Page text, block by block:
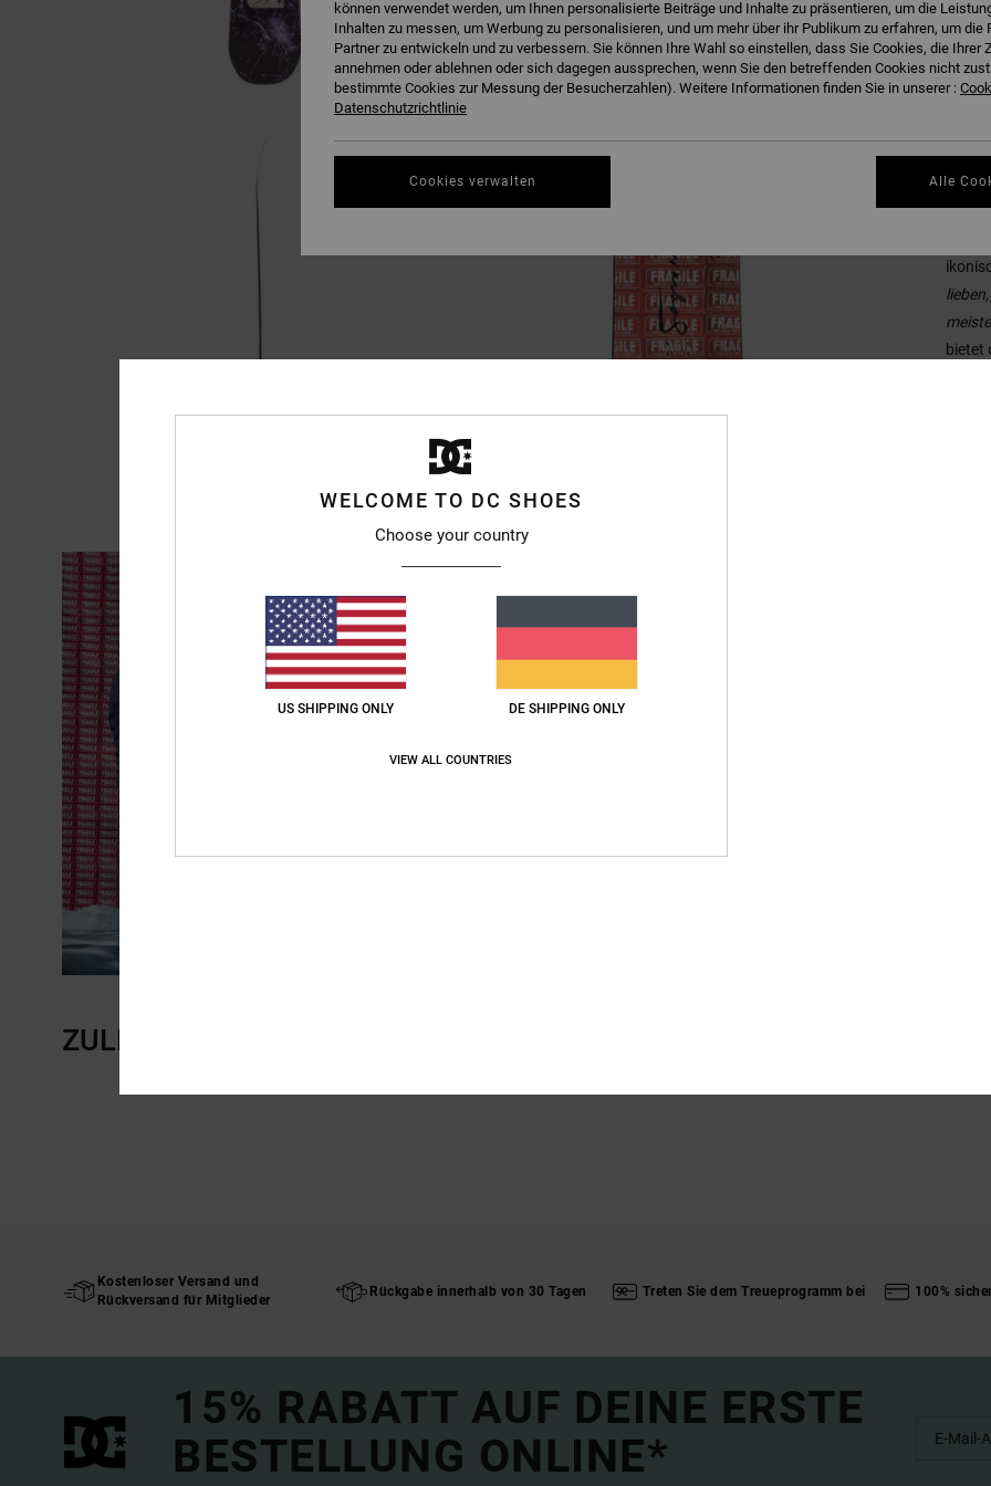
Der
bietet
ZULETZT ANGESEHENE ARTIKEL
Kostenloser Versand und
Rückversand für Mitglieder
Rückgabe innerhalb von 30 Tagen Treten Sie dem Treueprogramm bei 100%
15% RABATT AUF DEINE ERSTE
BESTELLUNG ONLINE*
WELCOME TO DC SHOES
Choose your country
US SHIPPING ONLY DE SHIPPING ONLY
VIEW ALL COUNTRIES
können verwendet werden, um Ihnen personalisierte Beiträge und Inhalte zu präsentieren, um die
Inhalten zu messen, um Werbung zu personalisieren, und um mehr über ihr Publikum zu erfahren, um die
Partner zu entwickeln und zu verbessern. Sie können Ihre Wahl so einstellen, dass Sie Cookies, die Ihrer
annehmen oder ablehnen oder sich dagegen aussprechen, wenn Sie den betreffenden Cookies nicht
bestimmte Cookies zur Messung der Besucherzahlen). Weitere Informationen finden Sie in unserer :
Datenschutzrichtlinie
Cookies verwalten Alle